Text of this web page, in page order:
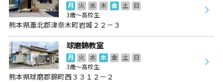
月 火 水 木 金 土
日
3歳～高校生
熊本県葦北郡津奈木町岩城２２－３
球磨錦教室
月 火 水 木 金 土
日
3歳～高校生
熊本県球磨郡錦町西３３１２－２